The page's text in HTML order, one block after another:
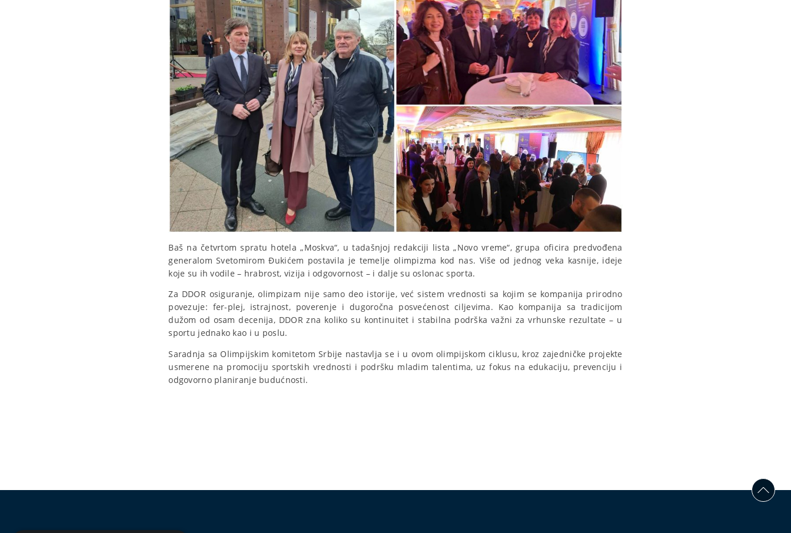
Baš na četvrtom spratu hotela „Moskva“, u tadašnjoj redakciji lista „Novo vreme“, grupa oficira predvođena
generalom Svetomirom Đukićem postavila je temelje olimpizma kod nas. Više od jednog veka kasnije, ideje
koje su ih vodile – hrabrost, vizija i odgovornost – i dalje su oslonac sporta.
Za DDOR osiguranje, olimpizam nije samo deo istorije, već sistem vrednosti sa kojim se kompanija prirodno
povezuje: fer-plej, istrajnost, poverenje i dugoročna posvećenost ciljevima. Kao kompanija sa tradicijom
dužom od osam decenija, DDOR zna koliko su kontinuitet i stabilna podrška važni za vrhunske rezultate – u
sportu jednako kao i u poslu.
Saradnja sa Olimpijskim komitetom Srbije nastavlja se i u ovom olimpijskom ciklusu, kroz zajedničke projekte
usmerene na promociju sportskih vrednosti i podršku mladim talentima, uz fokus na edukaciju, prevenciju i
odgovorno planiranje budućnosti.